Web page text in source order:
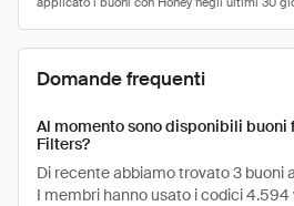
Domande frequenti
Al momento sono disponibili buoni
Filters?
Di recente abbiamo trovato 3 buoni
I membri hanno usato i codici